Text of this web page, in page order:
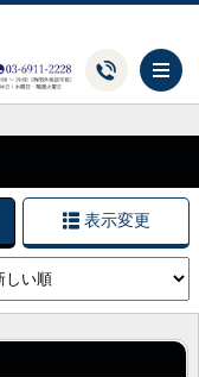
表示変更